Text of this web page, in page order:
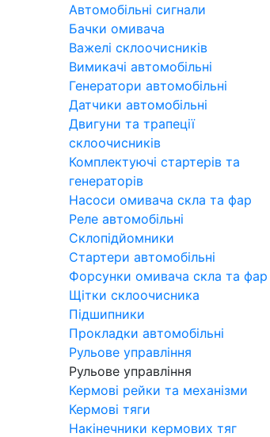
Автомобільні сигнали
Бачки омивача
Важелі склоочисників
Вимикачі автомобільні
Генератори автомобільні
Датчики автомобільні
Двигуни та трапеції
склоочисників
Комплектуючі стартерів та
генераторів
Насоси омивача скла та фар
Реле автомобільні
Склопідйомники
Стартери автомобільні
Форсунки омивача скла та фар
Щітки склоочисника
Підшипники
Прокладки автомобільні
Рульове управління
Рульове управління
Кермові рейки та механізми
Кермові тяги
Накінечники кермових тяг